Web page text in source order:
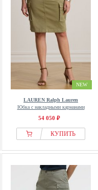
NEW
LAUREN Ralph Lauren
Юбка с накладными карманами
54 050 ₽
КУПИТЬ